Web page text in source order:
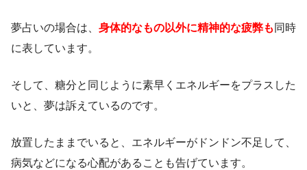
夢占いの場合は、 身体的なもの以外に精神的な疲弊も 同時
に表しています。
そして、糖分と同じように素早くエネルギーをプラスした
いと、夢は訴えているのです。
放置したままでいると、エネルギーがドンドン不足して、
病気などになる心配があることも告げています。